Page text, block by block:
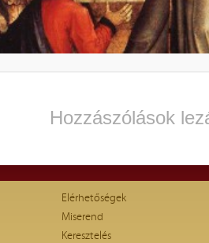
Hozzászólások
Elérhetőségek
Miserend
Keresztelés